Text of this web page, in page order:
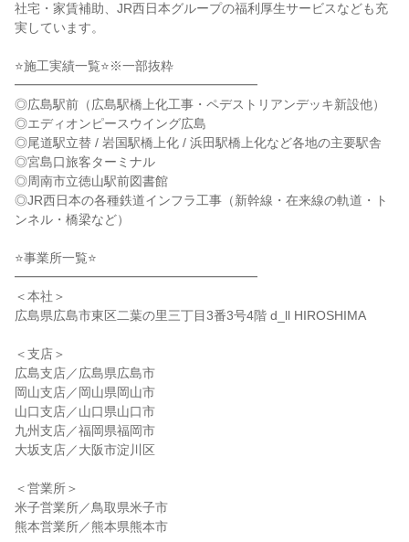
社宅・家賃補助、JR西日本グループの福利厚生サービスなども充
実しています。
⭐施工実績一覧⭐※一部抜粋
━━━━━━━━━━━━━━━━━━━
◎広島駅前（広島駅橋上化工事・ペデストリアンデッキ新設他）
◎エディオンピースウイング広島
◎尾道駅立替 / 岩国駅橋上化 / 浜田駅橋上化など各地の主要駅舎
◎宮島口旅客ターミナル
◎周南市立徳山駅前図書館
◎JR西日本の各種鉄道インフラ工事（新幹線・在来線の軌道・ト
ンネル・橋梁など）
⭐事業所一覧⭐
━━━━━━━━━━━━━━━━━━━
＜本社＞
広島県広島市東区二葉の里三丁目3番3号4階 d_ll HIROSHIMA
＜支店＞
広島支店／広島県広島市
岡山支店／岡山県岡山市
山口支店／山口県山口市
九州支店／福岡県福岡市
大坂支店／大阪市淀川区
＜営業所＞
米子営業所／鳥取県米子市
熊本営業所／熊本県熊本市